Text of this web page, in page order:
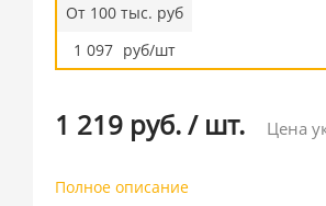
От 100 тыс. руб
1 097 руб/шт
1 219 руб./ шт. Цена
Полное описание